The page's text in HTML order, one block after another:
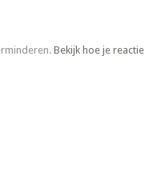
Bekijk hoe je reactie